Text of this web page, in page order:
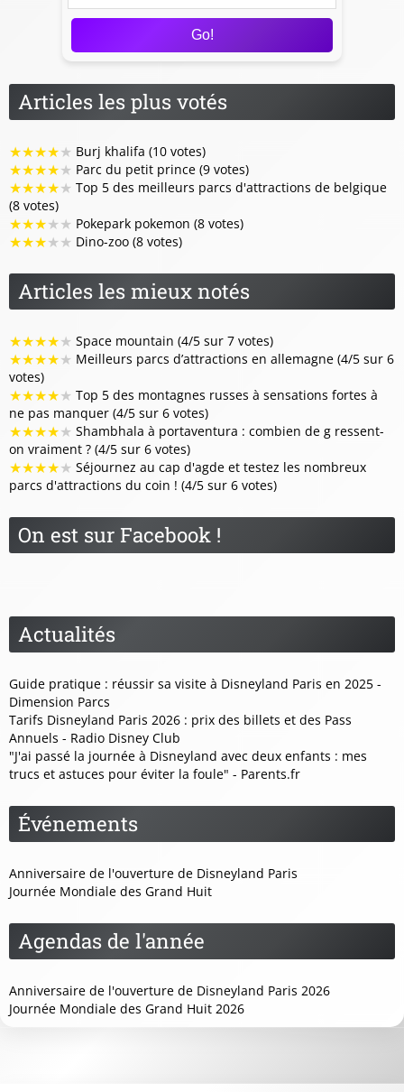
Go!
Articles les plus votés
★★★★★ Burj khalifa (10 votes)
★★★★★ Parc du petit prince (9 votes)
★★★★★ Top 5 des meilleurs parcs d'attractions de belgique
(8 votes)
★★★★★ Pokepark pokemon (8 votes)
★★★★★ Dino-zoo (8 votes)
Articles les mieux notés
★★★★★ Space mountain (4/5 sur 7 votes)
★★★★★ Meilleurs parcs d’attractions en allemagne (4/5 sur 6
votes)
★★★★★ Top 5 des montagnes russes à sensations fortes à
ne pas manquer (4/5 sur 6 votes)
★★★★★ Shambhala à portaventura : combien de g ressent-
on vraiment ? (4/5 sur 6 votes)
★★★★★ Séjournez au cap d'agde et testez les nombreux
parcs d'attractions du coin ! (4/5 sur 6 votes)
On est sur Facebook !
Actualités
Guide pratique : réussir sa visite à Disneyland Paris en 2025 -
Dimension Parcs
Tarifs Disneyland Paris 2026 : prix des billets et des Pass
Annuels - Radio Disney Club
"J'ai passé la journée à Disneyland avec deux enfants : mes
trucs et astuces pour éviter la foule" - Parents.fr
Événements
Anniversaire de l'ouverture de Disneyland Paris
Journée Mondiale des Grand Huit
Agendas de l'année
Anniversaire de l'ouverture de Disneyland Paris 2026
Journée Mondiale des Grand Huit 2026